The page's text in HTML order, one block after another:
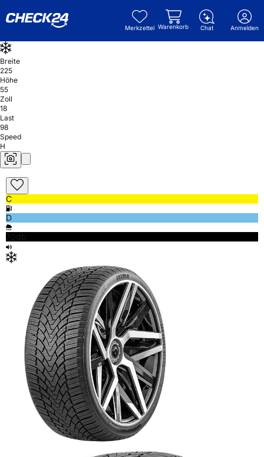
Merkzettel Warenkorb Chat Anmelden
Breite
225
Höhe
55
Zoll
18
Last
98
Speed
H
C
D
70db